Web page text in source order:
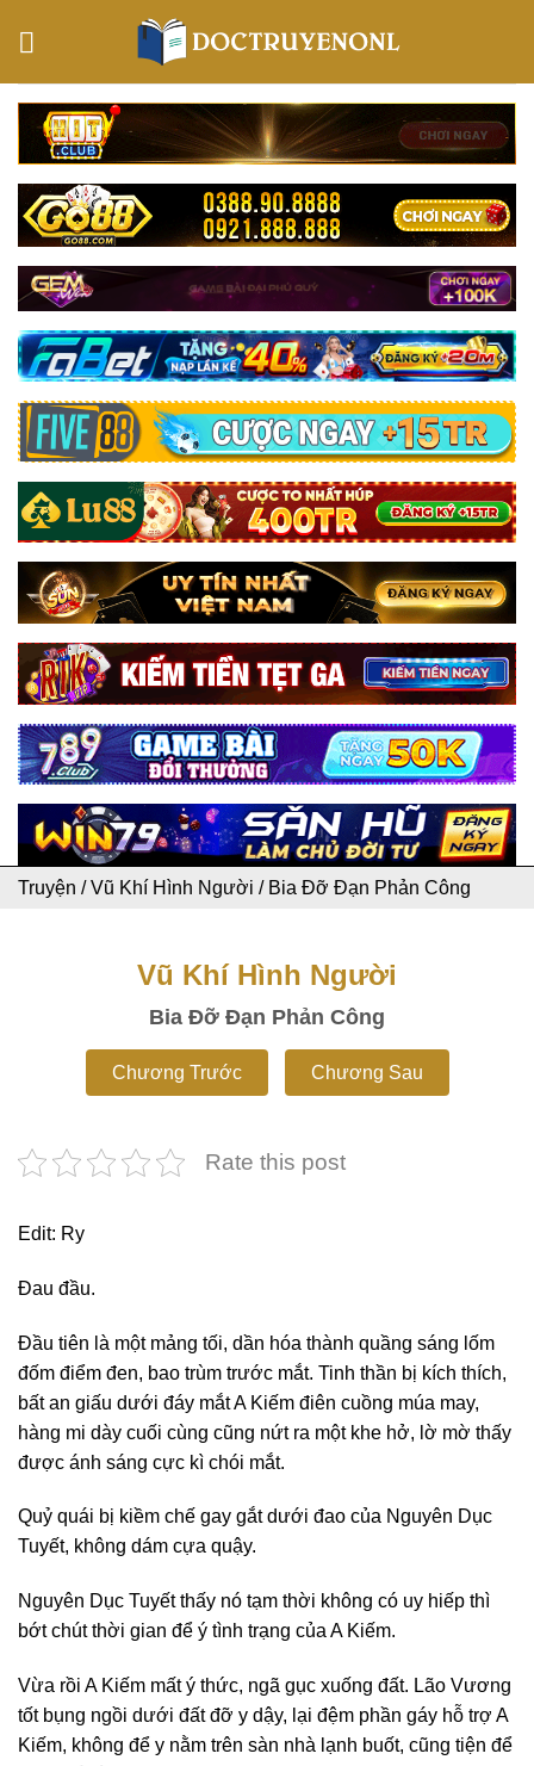
Truyện /Vũ Khí Hình Người / Bia Đỡ Đạn Phản Công
Vũ Khí Hình Người
Bia Đỡ Đạn Phản Công
Chương Trước Chương Sau
Rate this post
Edit: Ry
Đau đầu.
Đầu tiên là một mảng tối, dần hóa thành quầng sáng lốm
đốm điểm đen, bao trùm trước mắt. Tinh thần bị kích thích,
bất an giấu dưới đáy mắt A Kiếm điên cuồng múa may,
hàng mi dày cuối cùng cũng nứt ra một khe hở, lờ mờ thấy
được ánh sáng cực kì chói mắt.
Quỷ quái bị kiềm chế gay gắt dưới đao của Nguyên Dục
Tuyết, không dám cựa quậy.
Nguyên Dục Tuyết thấy nó tạm thời không có uy hiếp thì
bớt chút thời gian để ý tình trạng của A Kiếm.
Vừa rồi A Kiếm mất ý thức, ngã gục xuống đất. Lão Vương
tốt bụng ngồi dưới đất đỡ y dậy, lại đệm phần gáy hỗ trợ A
Kiếm, không để y nằm trên sàn nhà lạnh buốt, cũng tiện để